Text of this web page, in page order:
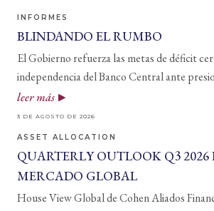
INFORMES
BLINDANDO EL RUMBO
El Gobierno refuerza las metas de déficit
independencia del Banco Central ante
leer más
3 DE AGOSTO DE 2026
ASSET ALLOCATION
QUARTERLY OUTLOOK Q3 2026
MERCADO GLOBAL
House View Global de Cohen Aliados